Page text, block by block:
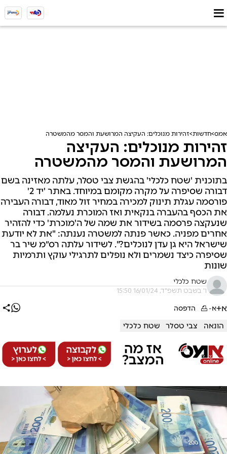
אמס חדשות זהירות מנוכלים: העקיצה המרושעת והמסר מהמשטרה
זהירות מנוכלים: העקיצה
המרושעת והמסר מהמשטרה
בתוכנית 'שטח כלכלי' בהגשת צבי טסלר, עלתה מאזינה בשם
דבורה שסיפרה על מקרה מקומם במיוחד. באתר 'יד 2'
פורסמה עגלת תינוק למכירה במחיר זול מאוד, דבורה העבירה
את הכסף בהעברה בנקאית ואז המוכרת נעלמה. דבורה
שנעקצה פרסמה בשידור את שמה של ה'מוכרת' כדי להזהיר
אחרים מפניה. כאשר פנתה למשטרה נענתה: "את לא יודעת
שישראל היא גן עדן לנוכלים?". לשידור עלתה רס״מ שיר בר
שסיפרה כיצד נשמרים ולא נופלים לתרגילי עוקץ ותרמיות
שונות
שטח כלכלי
ו' בשבט תשפ"ד, 16/01/24 15:50
א+א- הדפסה
הונאה צבי טסלר שטח כלכלי